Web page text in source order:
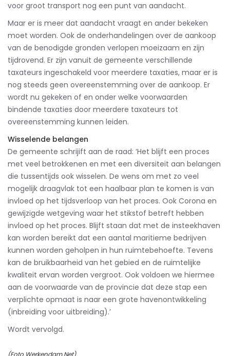
voor groot transport nog een punt van aandacht.
Maar er is meer dat aandacht vraagt en ander bekeken
moet worden. Ook de onderhandelingen over de aankoop
van de benodigde gronden verlopen moeizaam en zijn
tijdrovend. Er zijn vanuit de gemeente verschillende
taxateurs ingeschakeld voor meerdere taxaties, maar er is
nog steeds geen overeenstemming over de aankoop. Er
wordt nu gekeken of en onder welke voorwaarden
bindende taxaties door meerdere taxateurs tot
overeenstemming kunnen leiden.
Wisselende belangen
De gemeente schrijift aan de raad: ‘Het blijft een proces
met veel betrokkenen en met een diversiteit aan belangen
die tussentijds ook wisselen. De wens om met zo veel
mogelijk draagvlak tot een haalbaar plan te komen is van
invloed op het tijdsverloop van het proces. Ook Corona en
gewijzigde wetgeving waar het stikstof betreft hebben
invloed op het proces. Blijft staan dat met de insteekhaven
kan worden bereikt dat een aantal maritieme bedrijven
kunnen worden geholpen in hun ruimtebehoefte. Tevens
kan de bruikbaarheid van het gebied en de ruimtelijke
kwaliteit ervan worden vergroot. Ook voldoen we hiermee
aan de voorwaarde van de provincie dat deze stap een
verplichte opmaat is naar een grote havenontwikkeling
(inbreiding voor uitbreiding).’
Wordt vervolgd.